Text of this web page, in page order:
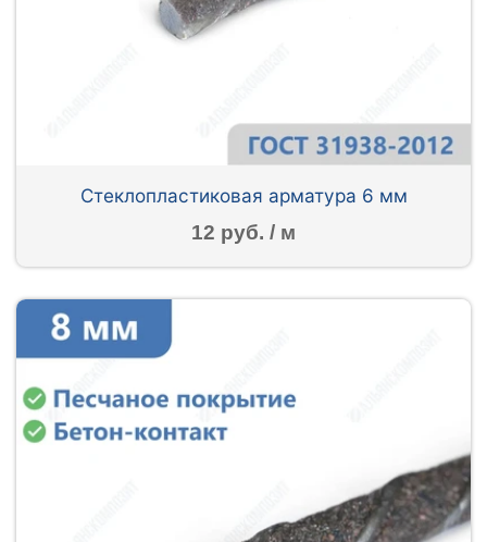
Стеклопластиковая арматура 6 мм
12 руб. / м